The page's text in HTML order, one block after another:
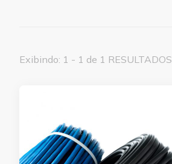
Exibindo: 1 - 1 de 1 RESULTADOS